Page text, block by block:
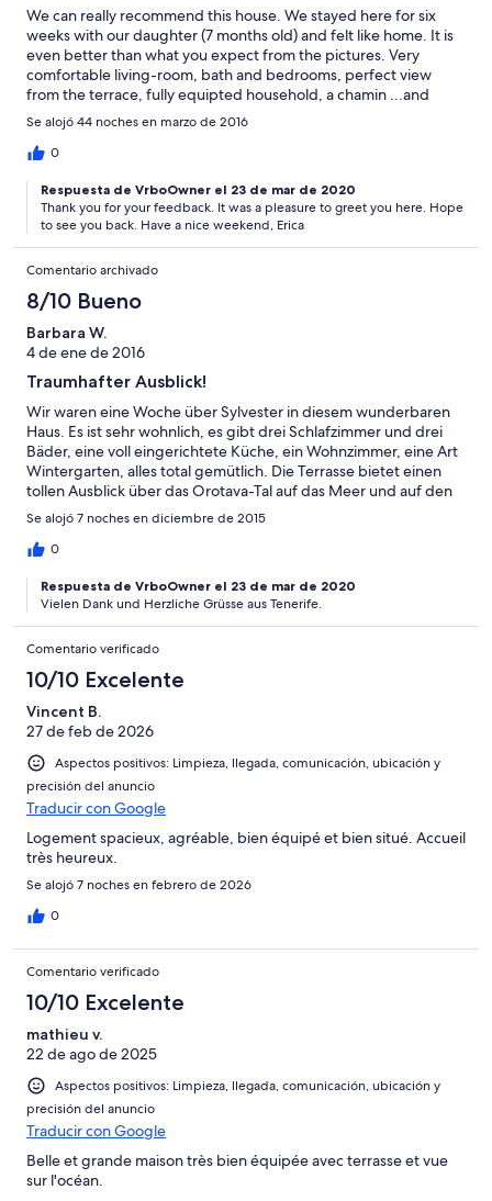
We can really recommend this house. We stayed here for six
weeks with our daughter (7 months old) and felt like home. It is
even better than what you expect from the pictures. Very
comfortable living-room, bath and bedrooms, perfect view
from the terrace, fully equipted household, a chamin ...and
wonderfull room like a wintergarden...everything you need-
and as a special- every week came a gardener who looked after
the beautiful garden with the many plants. There is a
person, she was so kind. From Las Cuevas, La Orotava, you have
the perfect starting point to explore the Teide Nationalpark, but
you can also go to every part of the island very quickly, if you
have a car. What we especially found very exciting was the
"Playa Bollulu", and trekking along the coast next to Puerto de la
Cruz. Finally you have Highspeed-W-Lan and best technical
conditions. Best regards from Hamburg, Germany
Se alojó 44 noches en marzo de 2016
0
Respuesta de VrboOwner el 23 de mar de 2020
Thank you for your feedback. It was a pleasure to greet you here. Hope
to see you back. Have a nice weekend, Erica
Comentario archivado
8/10 Bueno
Barbara W.
4 de ene de 2016
Traumhafter Ausblick!
Wir waren eine Woche über Sylvester in diesem wunderbaren
Haus. Es ist sehr wohnlich, es gibt drei Schlafzimmer und drei
Bäder, eine voll eingerichtete Küche, ein Wohnzimmer, eine Art
Wintergarten, alles total gemütlich. Die Terrasse bietet einen
tollen Ausblick über das Orotava-Tal auf das Meer und auf den
Teide. Perfekt, wir waren fast nur draußen. An Sylvester
schenkte uns der Besitzer zwei leckere Flaschen Wein und wir
sahen das Feuerwerk des ganzen Tales. Toll! Sehr gut war auch
Familie sind alle sehr groß, die Betten reichten gerade so, die
hätten wir lieber größer gehabt. Parken konnte man direkt vor
der Gartentür, das war sehr angenehm, denn ein Auto braucht
man da oben. Wir haben uns sehr wohl gefühlt und würden
gerne einmal wiederkommen.
Se alojó 7 noches en diciembre de 2015
0
Respuesta de VrboOwner el 23 de mar de 2020
Vielen Dank und Herzliche Grüsse aus Tenerife.
Comentario verificado
10/10 Excelente
Vincent B.
27 de feb de 2026
Aspectos positivos: Limpieza, llegada, comunicación, ubicación y
precisión del anuncio
Traducir con Google
Logement spacieux, agréable, bien équipé et bien situé. Accueil
très heureux.
Se alojó 7 noches en febrero de 2026
0
Comentario verificado
10/10 Excelente
mathieu v.
22 de ago de 2025
Aspectos positivos: Limpieza, llegada, comunicación, ubicación y
precisión del anuncio
Traducir con Google
Belle et grande maison très bien équipée avec terrasse et vue
sur l'océan.